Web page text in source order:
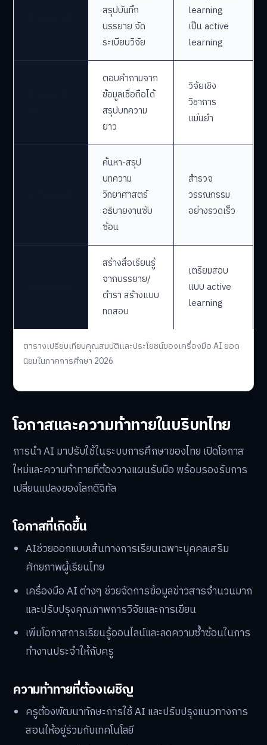
ตารางเปรียบเทียบคุณสมบัติและประโยชน์ของเครื่องมือ AI ยอด
นิยมในภาคการศึกษา 2026
สรุปบันทึก
บรรยาย จัด
ระเบียบวิจัย
learning
เป็น active
learning
ตอบคำถามจาก
ข้อมูลเชื่อถือได้
สรุปบทความ
ยาว
วิจัยเชิง
วิชาการ
แม่นยำ
ค้นหา-สรุป
บทความ
วิทยาศาสตร์
อธิบายงานซับ
ซ้อน
สำรวจ
วรรณกรรม
อย่างรวดเร็ว
สร้างสื่อเรียนรู้
จากบรรยาย/
ตำรา สร้างแบบ
ทดสอบ
เตรียมสอบ
แบบ active
learning
โอกาสและความท้าทายในบริบทไทย
การนำ AI มาปรับใช้ในระบบการศึกษาของไทย เปิดโอกาส
ใหม่และความท้าทายที่ต้องวางแผนรับมือ พร้อมรองรับการ
เปลี่ยนแปลงของโลกดิจิทัล
โอกาสที่เกิดขึ้น
AIช่วยออกแบบเส้นทางการเรียนเฉพาะบุคคลเสริม
ศักยภาพผู้เรียนไทย
เครื่องมือ AI ต่างๆ ช่วยจัดการข้อมูลข่าวสารจำนวนมาก
และปรับปรุงคุณภาพการวิจัยและการเขียน
เพิ่มโอกาสการเรียนรู้ออนไลน์และลดความซ้ำซ้อนในการ
ทำงานประจำให้กับครู
ความท้าทายที่ต้องเผชิญ
ครูต้องพัฒนาทักษะการใช้ AI และปรับปรุงแนวทางการ
สอนให้อยู่ร่วมกับเทคโนโลยี